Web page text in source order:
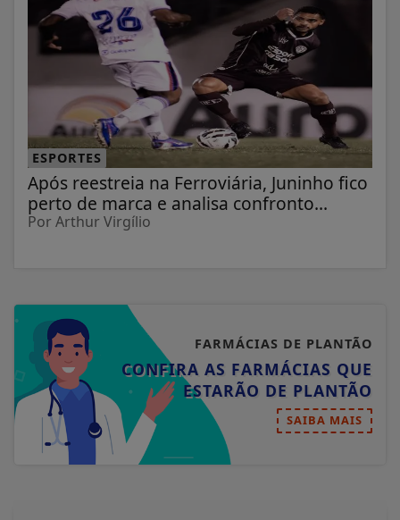
ESPORTES
Após reestreia na Ferroviária, Juninho fico
perto de marca e analisa confronto...
Por Arthur Virgílio
FARMÁCIAS DE PLANTÃO
CONFIRA AS FARMÁCIAS QUE
ESTARÃO DE PLANTÃO
SAIBA MAIS